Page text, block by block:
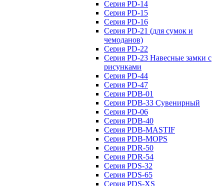
Серия PD-14
Серия PD-15
Серия PD-16
Серия PD-21 (для сумок и
чемоданов)
Серия PD-22
Серия PD-23 Навесные замки с
рисунками
Серия PD-44
Серия PD-47
Серия PDB-01
Серия PDB-33 Сувенирный
Серия PD-06
Серия PDB-40
Серия PDB-MASTIF
Серия PDB-MOPS
Серия PDR-50
Серия PDR-54
Серия PDS-32
Серия PDS-65
Серия PDS-XS